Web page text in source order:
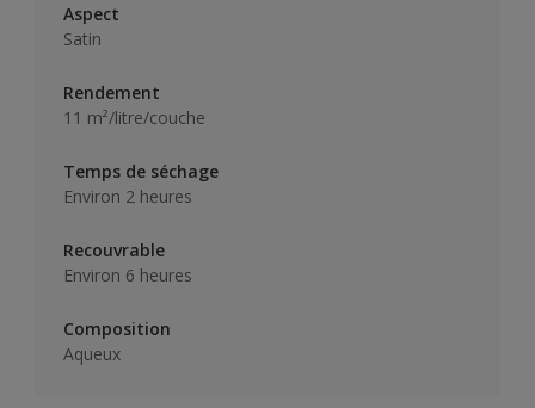
Aspect
Satin
Rendement
11 m²/litre/couche
Temps de séchage
Environ 2 heures
Recouvrable
Environ 6 heures
Composition
Aqueux